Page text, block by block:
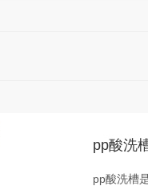
pp酸洗
pp酸洗槽